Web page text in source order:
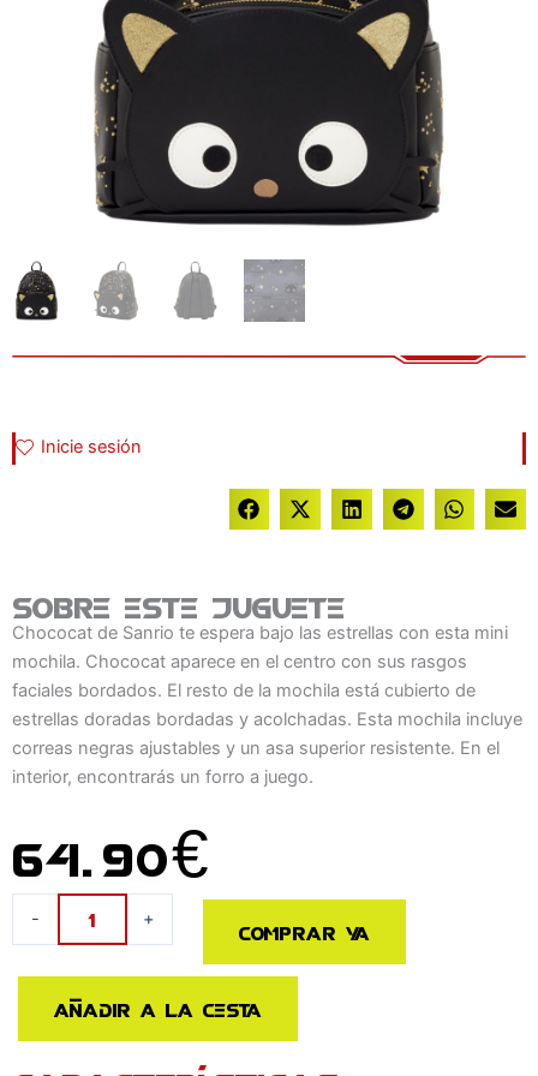
Inicie sesión
Sobre este juguete
Chococat de Sanrio te espera bajo las estrellas con esta mini
mochila. Chococat aparece en el centro con sus rasgos
faciales bordados. El resto de la mochila está cubierto de
estrellas doradas bordadas y acolchadas. Esta mochila incluye
correas negras ajustables y un asa superior resistente. En el
interior, encontrarás un forro a juego.
64.90€
-
Loungefly
+ Comprar ya
Añadir a la cesta